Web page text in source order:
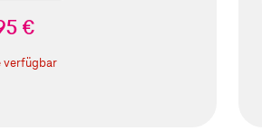
€
verfügbar